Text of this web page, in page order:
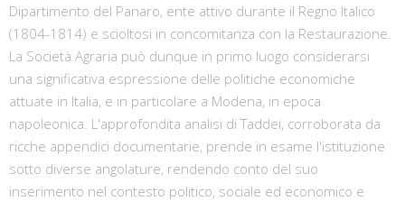
Dipartimento del Panaro, ente attivo durante il Regno Italico
(1804-1814) e scioltosi in concomitanza con la Restaurazione.
La Società Agraria può dunque in primo luogo considerarsi
una significativa espressione delle politiche economiche
attuate in Italia, e in particolare a Modena, in epoca
napoleonica. L'approfondita analisi di Taddei, corroborata da
ricche appendici documentarie, prende in esame l'istituzione
sotto diverse angolature, rendendo conto del suo
inserimento nel contesto politico, sociale ed economico e